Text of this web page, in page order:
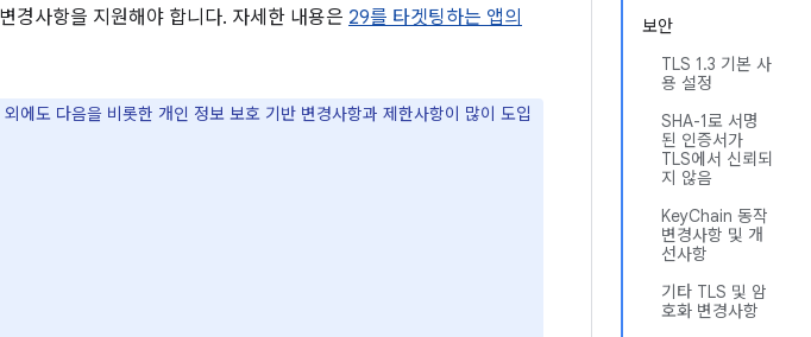
보안
TLS 1.3 기본 사
용 설정
SHA-1로 서명
된 인증서가
TLS에서 신뢰되
지 않음
KeyChain 동작
변경사항 및 개
선사항
기타 TLS 및 암
호화 변경사항
경사항을 지원해야 합니다. 자세한 내용은 29를 타겟팅하는 앱의
에도 다음을 비롯한 개인 정보 보호 기반 변경사항과 제한사항이 많이 도입